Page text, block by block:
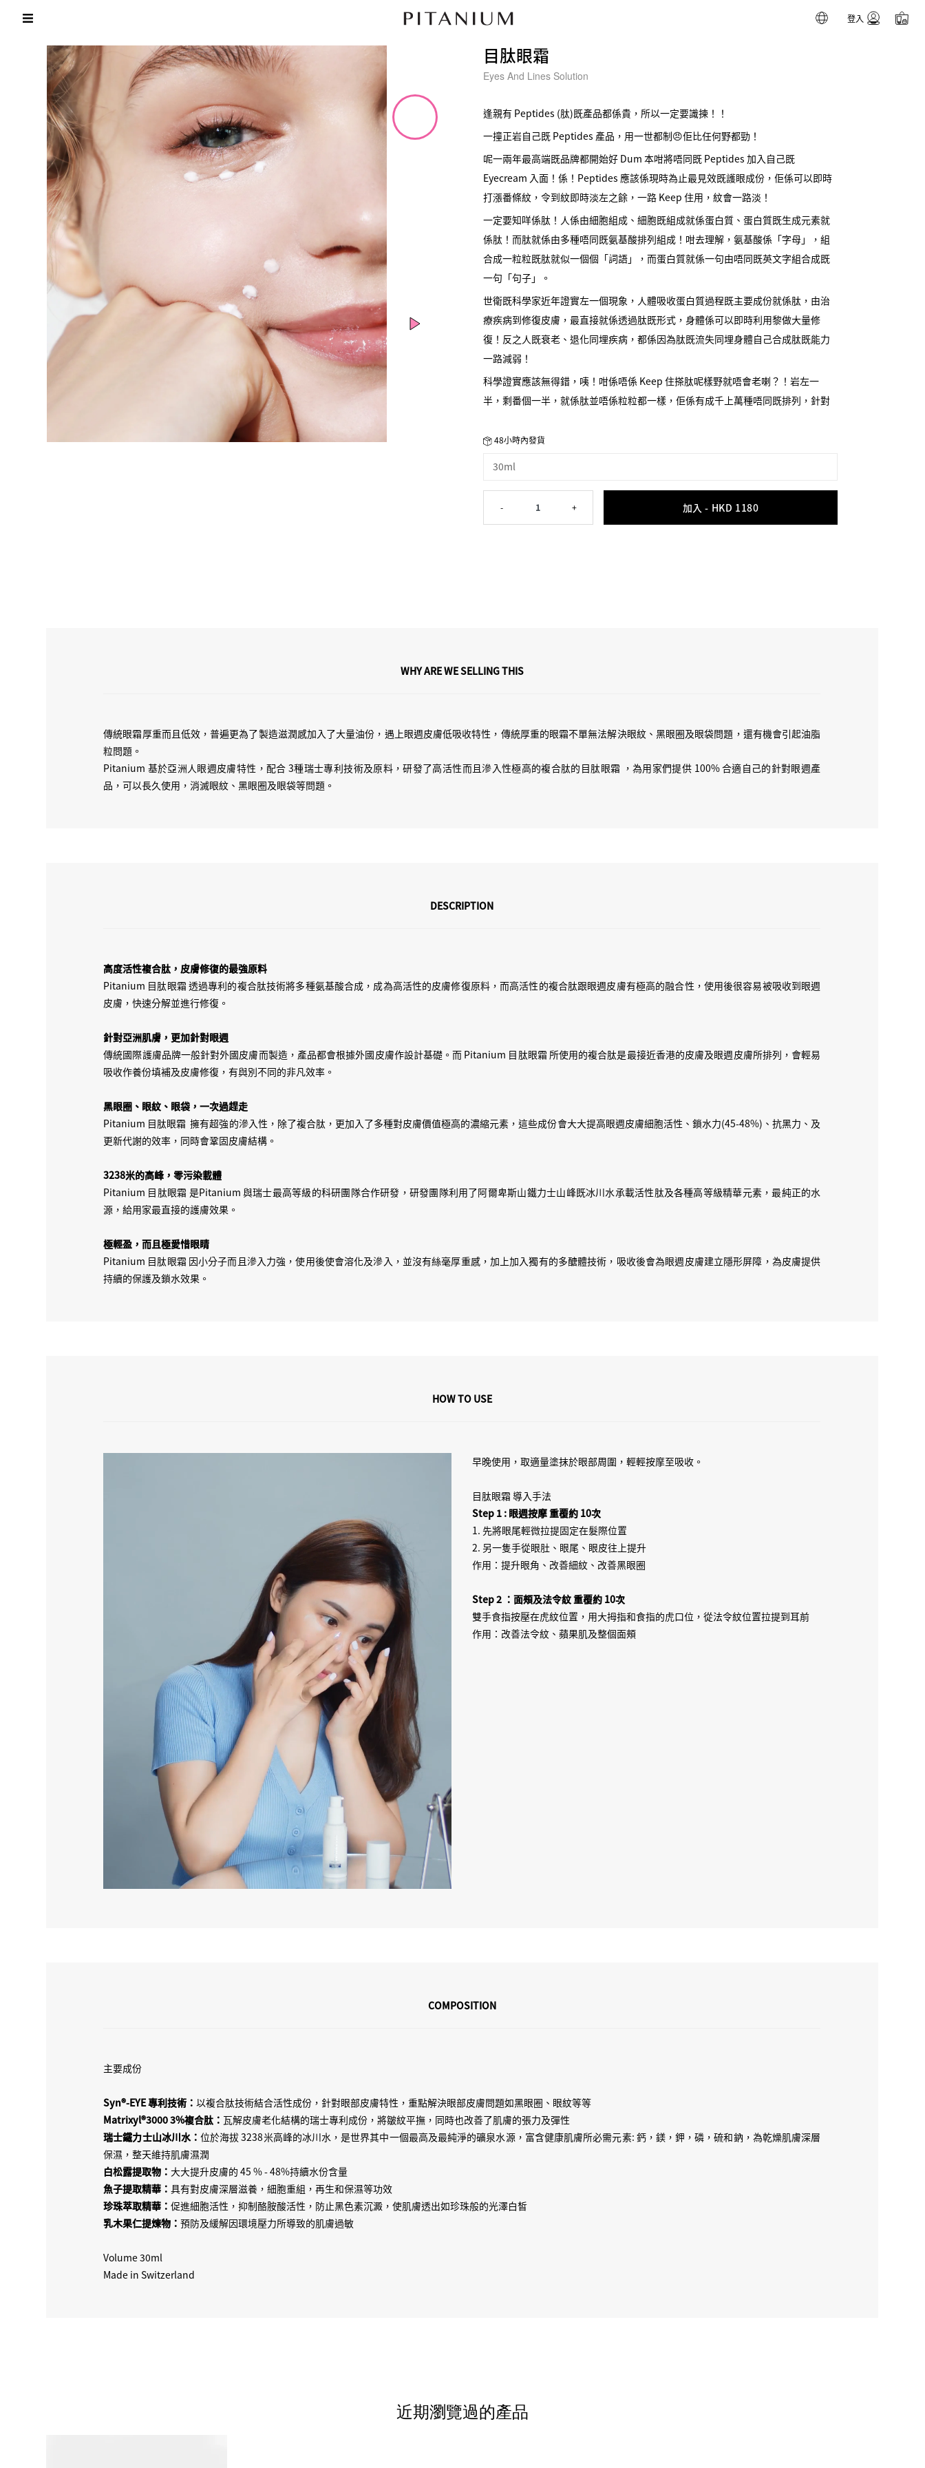
登入
目肽眼霜
Eyes And Lines Solution
逢親有 Peptides (肽)既產品都係貴，所以一定要識揀！！
一撞正岩自己既 Peptides 產品，用一世都制😠佢比任何野都勁！
呢一兩年最高端既品牌都開始好 Dum 本咁將唔同既 Peptides 加入自己既
Eyecream 入面！係！Peptides 應該係現時為止最見效既護眼成份，佢係可以即時
打漲番條紋，令到紋即時淡左之餘，一路 Keep 住用，紋會一路淡！
一定要知咩係肽！人係由細胞組成、細胞既組成就係蛋白質、蛋白質既生成元素就
係肽！而肽就係由多種唔同既氨基酸排列組成！咁去理解，氨基酸係「字母」，組
合成一粒粒既肽就似一個個「詞語」，而蛋白質就係一句由唔同既英文字組合成既
一句「句子」。
世衛既科學家近年證實左一個現象，人體吸收蛋白質過程既主要成份就係肽，由治
療疾病到修復皮膚，最直接就係透過肽既形式，身體係可以即時利用黎做大量修
復！反之人既衰老、退化同埋疾病，都係因為肽既流失同埋身體自己合成肽既能力
一路減弱！
科學證實應該無得錯，咦！咁係唔係 Keep 住搽肽呢樣野就唔會老喇？！岩左一
半，剩番個一半，就係肽並唔係粒粒都一樣，佢係有成千上萬種唔同既排列，針對
率都會有好大分別，所以肽唔係一味靠多，而係靠準！「英文字」要用得準先會有
既，只係得 TROI 既肽分子全能眼霜，原因就係肽既排列，主宰一支 Eyecream 有
複方既 Peptides 排列中晒我地要既，令到眼週皮膚好快自然地吸收！
一開頭搵肽呢個成份，一路搵 Lab，就發現呢單野原來真係唔係講笑，我個陣先知
皮膚吸收左之後，要有持續性咁修復皮膚細胞，就要講成份活性，活性愈高既成份
當眼紋已經唔係要擔心既野，我最關心既，係黑眼圈同埋眼袋攪唔攪得掂，其實眼
子、珍珠同埋乳木果仁既壓縮精華做輔助成份。
仲加入左多醣體技術，Eyecream 吸收左之後會形成睇唔到既薄膜，將水份同埋成
面所有細紋嘅位置包括抬頭紋、虎紋等等嘅細紋！佢嘅Texture 比正常Cream都更
週皮膚去設計排列，所以吸入既特性會更明顯<3
48小時內發貨
30ml
- 1 + 加入 - HKD 1180
WHY ARE WE SELLING THIS
傳統眼霜厚重而且低效，普遍更為了製造滋潤感加入了大量油份，遇上眼週皮膚低吸收特性，傳統厚重的眼霜不單無法解決眼紋、黑眼圈及眼袋問題，還有機會引起油脂
粒問題。
Pitanium 基於亞洲人眼週皮膚特性，配合 3種瑞士專利技術及原料，研發了高活性而且滲入性極高的複合肽的目肽眼霜 ，為用家們提供 100% 合適自己的針對眼週產
品，可以長久使用，消滅眼紋、黑眼圈及眼袋等問題。
DESCRIPTION
高度活性複合肽，皮膚修復的最強原料
Pitanium 目肽眼霜 透過專利的複合肽技術將多種氨基酸合成，成為高活性的皮膚修復原料，而高活性的複合肽跟眼週皮膚有極高的融合性，使用後很容易被吸收到眼週
皮膚，快速分解並進行修復。
針對亞洲肌膚，更加針對眼週
傳統國際護膚品牌一般針對外國皮膚而製造，產品都會根據外國皮膚作設計基礎。而 Pitanium 目肽眼霜 所使用的複合肽是最接近香港的皮膚及眼週皮膚所排列，會輕易
吸收作養份填補及皮膚修復，有與別不同的非凡效率。
黑眼圈、眼紋、眼袋，一次過趕走
Pitanium 目肽眼霜 擁有超強的滲入性，除了複合肽，更加入了多種對皮膚價值極高的濃縮元素，這些成份會大大提高眼週皮膚細胞活性、鎖水力(45-48%)、抗黑力、及
更新代謝的效率，同時會鞏固皮膚結構。
3238米的高峰，零污染載體
Pitanium 目肽眼霜 是Pitanium 與瑞士最高等級的科研團隊合作研發，研發團隊利用了阿爾卑斯山鐵力士山峰既冰川水承載活性肽及各種高等級精華元素，最純正的水
源，給用家最直接的護膚效果。
極輕盈，而且極愛惜眼睛
Pitanium 目肽眼霜 因小分子而且滲入力強，使用後使會溶化及滲入，並沒有絲毫厚重感，加上加入獨有的多醣體技術，吸收後會為眼週皮膚建立隱形屏障，為皮膚提供
持續的保護及鎖水效果。
HOW TO USE
早晚使用，取適量塗抹於眼部周圍，輕輕按摩至吸收。
目肽眼霜 導入手法
Step 1 : 眼週按摩 重覆約 10次
1. 先將眼尾輕微拉提固定在髮際位置
2. 另一隻手從眼肚、眼尾、眼皮往上提升
作用：提升眼角、改善細紋、改善黑眼圈
Step 2 ：面頰及法令紋 重覆約 10次
雙手食指按壓在虎紋位置，用大拇指和食指的虎口位，從法令紋位置拉提到耳前
作用：改善法令紋、蘋果肌及整個面頰
COMPOSITION
主要成份
Syn®-EYE 專利技術：以複合肽技術結合活性成份，針對眼部皮膚特性，重點解決眼部皮膚問題如黑眼圈、眼紋等等
Matrixyl®3000 3%複合肽： 瓦解皮膚老化結構的瑞士專利成份，將皺紋平撫，同時也改善了肌膚的張力及彈性
瑞士鐵力士山冰川水：位於海拔 3238米高峰的冰川水，是世界其中一個最高及最純淨的礦泉水源，富含健康肌膚所必需元素: 鈣，鎂，鉀，磷，硫和鈉，為乾燥肌膚深層
保濕，整天維持肌膚濕潤
白松露提取物： 大大提升皮膚的 45 % - 48%持續水份含量
魚子提取精華：具有對皮膚深層滋養，細胞重組，再生和保濕等功效
珍珠萃取精華：促進細胞活性，抑制酪胺酸活性，防止黑色素沉澱，使肌膚透出如珍珠般的光澤白皙
乳木果仁提煉物：預防及緩解因環境壓力所導致的肌膚過敏
Volume 30ml
Made in Switzerland
近期瀏覽過的產品